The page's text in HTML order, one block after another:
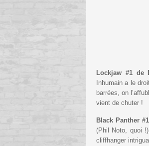
Lockjaw #1 de
Inhumain a le
barrées, on
vient de chuter !
Black Panther
(Phil Noto, quoi
cliffhanger